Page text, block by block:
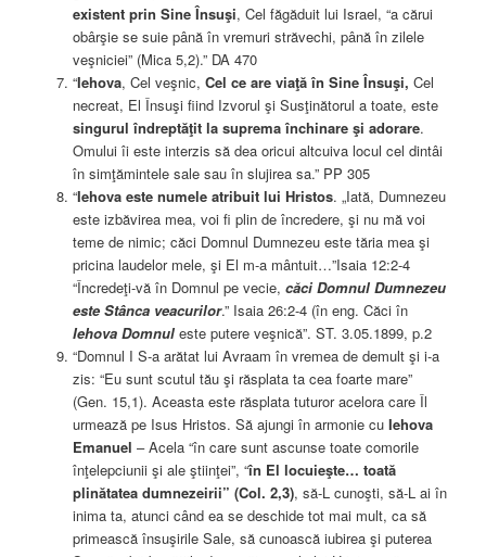
existent prin Sine Însuşi, Cel făgăduit lui Israel, “a cărui
obârşie se suie până în vremuri străvechi, până în zilele
veşniciei” (Mica 5,2).” DA 470
“Iehova, Cel veşnic, Cel ce are viaţă în Sine Însuşi, Cel
necreat, El Însuşi fiind Izvorul şi Susţinătorul a toate, este
singurul îndreptăţit la suprema închinare şi adorare.
Omului îi este interzis să dea oricui altcuiva locul cel dintâi
în simţămintele sale sau în slujirea sa.” PP 305
“Iehova este numele atribuit lui Hristos. „Iată, Dumnezeu
este izbăvirea mea, voi fi plin de încredere, şi nu mă voi
teme de nimic; căci Domnul Dumnezeu este tăria mea şi
pricina laudelor mele, şi El m-a mântuit…”Isaia 12:2-4
“Încredeţi-vă în Domnul pe vecie, căci Domnul Dumnezeu
este Stânca veacurilor.” Isaia 26:2-4 (în eng. Căci în
Iehova Domnul este putere veşnică”. ST. 3.05.1899, p.2
“Domnul I S-a arătat lui Avraam în vremea de demult şi i-a
zis: “Eu sunt scutul tău şi răsplata ta cea foarte mare”
(Gen. 15,1). Aceasta este răsplata tuturor acelora care Îl
urmează pe Isus Hristos. Să ajungi în armonie cu Iehova
Emanuel – Acela “în care sunt ascunse toate comorile
înţelepciunii şi ale ştiinţei”, “în El locuieşte… toată
plinătatea dumnezeirii” (Col. 2,3), să-L cunoşti, să-L ai în
inima ta, atunci când ea se deschide tot mai mult, ca să
primească însuşirile Sale, să cunoască iubirea şi puterea